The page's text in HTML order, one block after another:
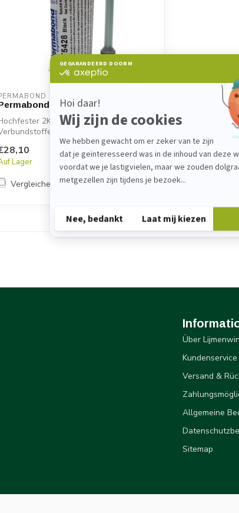
ET 5428
2K-Epoxidkleber für Metall,
& Kunststoffe. Permabond
Lager
Vergleichen
Über
Kundenservice
Versand &
Allgemeine
Sitemap